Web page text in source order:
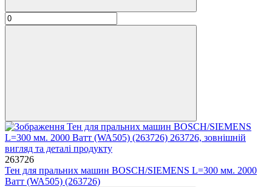
263726
Тен для пральних машин BOSCH/SIEMENS L=300 мм. 2000
Ватт (WA505) (263726)